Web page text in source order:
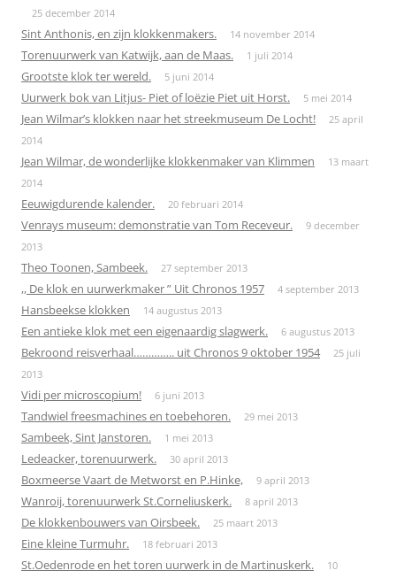
25 december 2014
Sint Anthonis, en zijn klokkenmakers. 14 november 2014
Torenuurwerk van Katwijk, aan de Maas. 1 juli 2014
Grootste klok ter wereld. 5 juni 2014
Uurwerk bok van Litjus- Piet of loëzie Piet uit Horst. 5 mei 2014
Jean Wilmar’s klokken naar het streekmuseum De Locht!
25 april
2014
Jean Wilmar, de wonderlijke klokkenmaker van Klimmen
13 maart
2014
Eeuwigdurende kalender. 20 februari 2014
Venrays museum: demonstratie van Tom Receveur.
9 december
2013
Theo Toonen, Sambeek. 27 september 2013
,, De klok en uurwerkmaker ” Uit Chronos 1957 4 september 2013
Hansbeekse klokken 14 augustus 2013
Een antieke klok met een eigenaardig slagwerk. 6 augustus 2013
Bekroond reisverhaal………….. uit Chronos 9 oktober 1954
25 juli
2013
Vidi per microscopium! 6 juni 2013
Tandwiel freesmachines en toebehoren. 29 mei 2013
Sambeek, Sint Janstoren. 1 mei 2013
Ledeacker, torenuurwerk. 30 april 2013
Boxmeerse Vaart de Metworst en P.Hinke, 9 april 2013
Wanroij, torenuurwerk St.Corneliuskerk. 8 april 2013
De klokkenbouwers van Oirsbeek. 25 maart 2013
Eine kleine Turmuhr. 18 februari 2013
St.Oedenrode en het toren uurwerk in de Martinuskerk.
10